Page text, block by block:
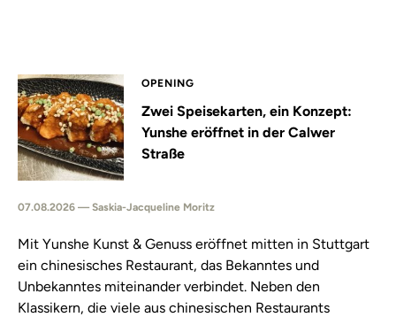
OPENING
Zwei Speisekarten, ein Konzept:
Yunshe eröffnet in der Calwer
Straße
07.08.2026 — Saskia-Jacqueline Moritz
Mit Yunshe Kunst & Genuss eröffnet mitten in Stuttgart
ein chinesisches Restaurant, das Bekanntes und
Unbekanntes miteinander verbindet. Neben den
Klassikern, die viele aus chinesischen Restaurants